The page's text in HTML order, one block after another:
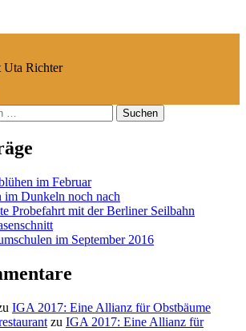
Uta Richter
im Februar
im Dunkeln noch nach
Probefahrt mit der Berliner Seilbahn
im September 2016
IGA 2017: Eine Allianz für Obstbäume
zu IGA 2017: Eine Allianz für